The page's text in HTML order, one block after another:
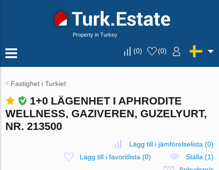
Property in Turkey
(0) (0)
Fastighet i Turkiet
1+0 LÄGENHET I APHRODITE
WELLNESS, GAZIVEREN, GUZELYURT,
NR. 213500
Lägg till i jämförelselista (0)
Lägg till i favoritlista (0)
Ställa (1)